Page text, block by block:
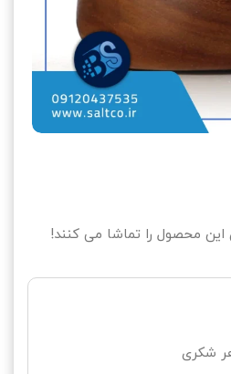
این محصول را تماشا می کنند!
شکری